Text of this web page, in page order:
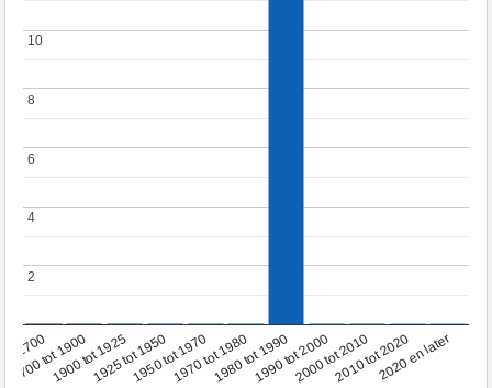
1700
1700 tot 1900
1900 tot 19251925 tot 19501950 tot 19701970 tot 19801980 tot 19901990 tot 20002000 tot 20102010 tot 20202020 en later
2
2
4
4
6
6
8
8
10
10